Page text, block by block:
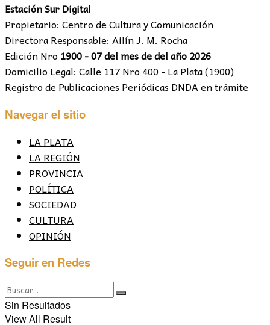
Estación Sur Digital
Propietario: Centro de Cultura y Comunicación
Directora Responsable: Ailín J. M. Rocha
Edición Nro 1900 - 07 del mes de del año 2026
Domicilio Legal: Calle 117 Nro 400 - La Plata (1900)
Registro de Publicaciones Periódicas DNDA en trámite
Navegar el sitio
LA PLATA
LA REGIÓN
PROVINCIA
POLÍTICA
SOCIEDAD
CULTURA
OPINIÓN
Seguir en Redes
Sin Resultados
View All Result